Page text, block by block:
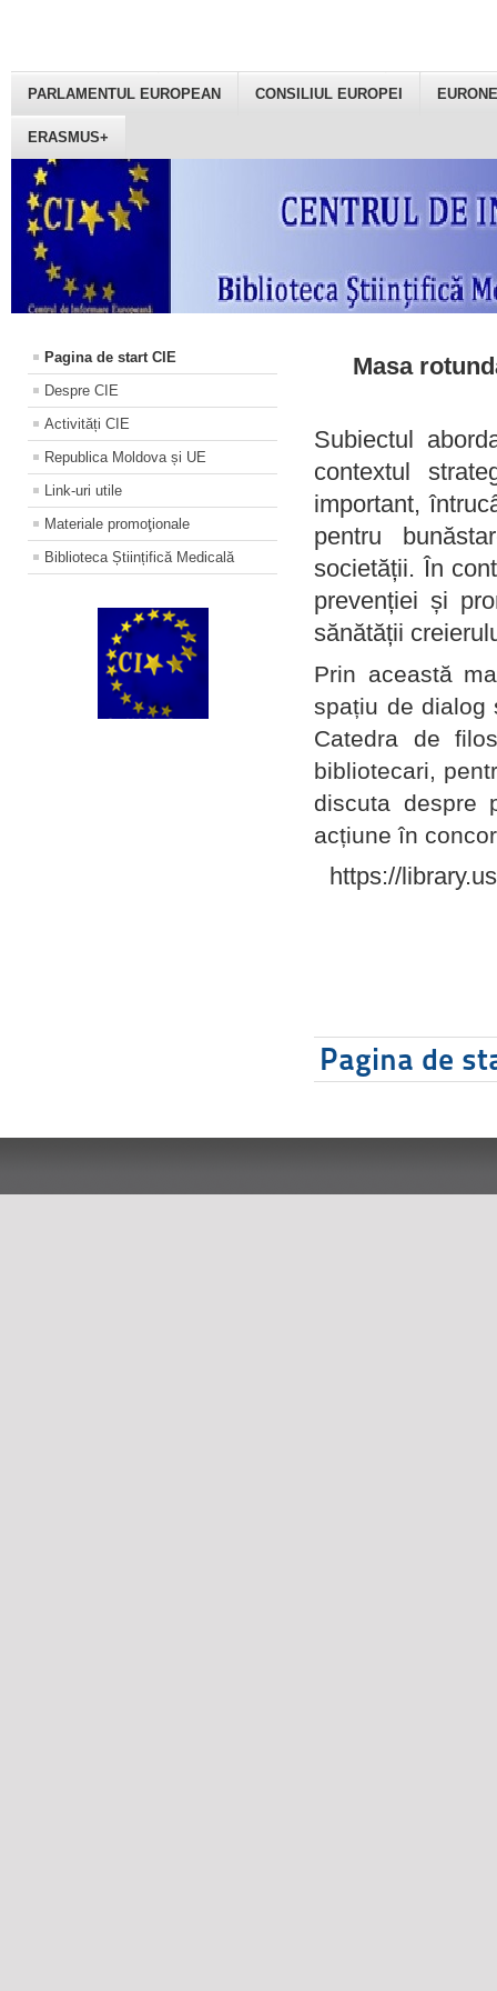
PARLAMENTUL EUROPEAN CONSILIUL EUROPEI
ERASMUS+
Pagina de start CIE
Despre CIE
Activități CIE
Republica Moldova și UE
Link-uri utile
Materiale promoţionale
Biblioteca Științifică Medicală
Masa
Subiectul
contextul
important,
pentru
societății. În
prevenției și
sănătății
Prin această
spațiu de dialog
Catedra de
bibliotecari,
discuta despre
acțiune în
https://
Pagina de